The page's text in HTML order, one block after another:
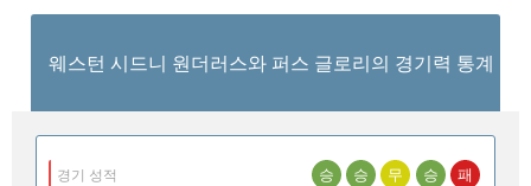
웨스턴 시드니 원더러스와 퍼스 글로리의 경기력 통계
경기 성적 승 승 무 승 패